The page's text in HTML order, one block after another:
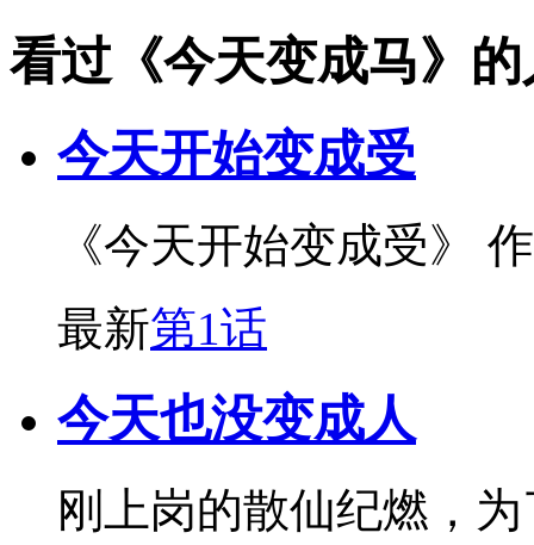
看过《今天变成马》
今天开始变成受
《今天开始变成受》
最新第1话
今天也没变成人
刚上岗的散仙纪燃，